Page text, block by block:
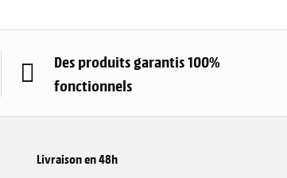
Des produits garantis 100%
fonctionnels
Livraison en 48h